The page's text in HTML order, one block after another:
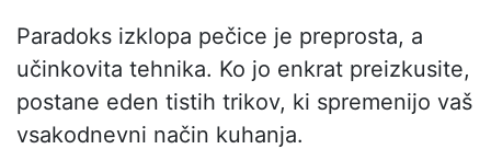
Paradoks izklopa pečice je preprosta, a
učinkovita tehnika. Ko jo enkrat preizkusite,
postane eden tistih trikov, ki spremenijo vaš
vsakodnevni način kuhanja.